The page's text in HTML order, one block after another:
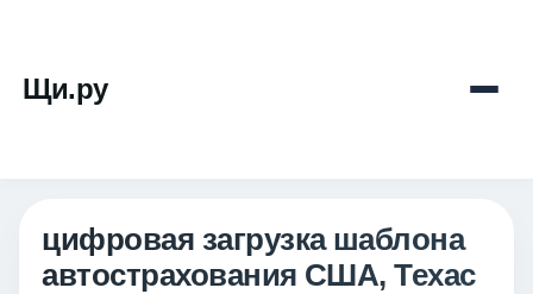
Щи.ру
цифровая загрузка шаблона
автострахования США, Техас